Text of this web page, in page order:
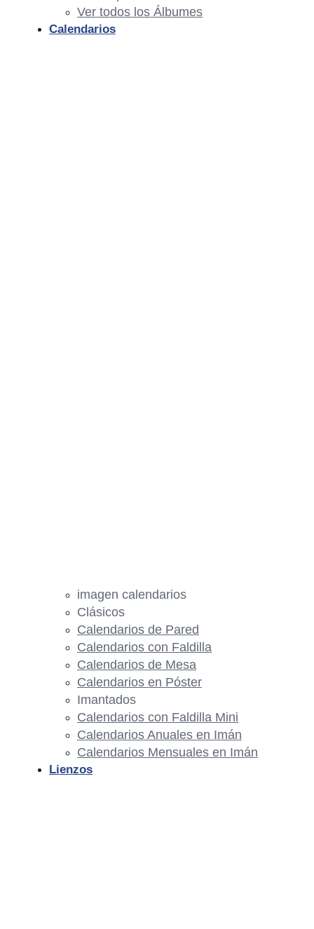
Ver todos los Álbumes
Calendarios
imagen calendarios
Clásicos
Calendarios de Pared
Calendarios con Faldilla
Calendarios de Mesa
Calendarios en Póster
Imantados
Calendarios con Faldilla Mini
Calendarios Anuales en Imán
Calendarios Mensuales en Imán
Lienzos